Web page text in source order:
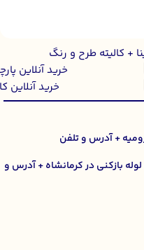
+ آدرس و تلفن
بازکنی در کرمانشاه + آدرس و